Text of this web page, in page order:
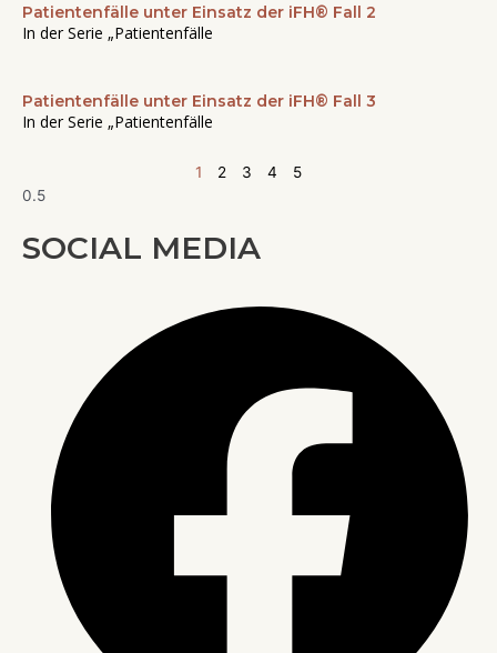
Patientenfälle unter Einsatz der iFH® Fall 2
In der Serie „Patientenfälle
Patientenfälle unter Einsatz der iFH® Fall 3
In der Serie „Patientenfälle
1 2 3 4 5
SOCIAL MEDIA